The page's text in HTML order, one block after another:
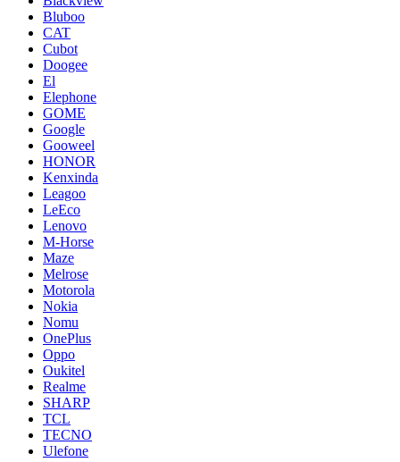
Bluboo
CAT
Cubot
Doogee
El
Elephone
GOME
Google
Gooweel
HONOR
Kenxinda
Leagoo
LeEco
Lenovo
M-Horse
Maze
Melrose
Motorola
Nokia
Nomu
OnePlus
Oppo
Oukitel
Realme
SHARP
TCL
TECNO
Ulefone